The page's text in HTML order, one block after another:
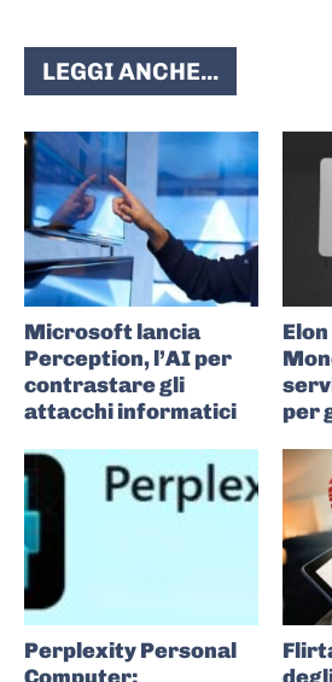
LEGGI ANCHE...
Microsoft lancia
Perception, l’AI per
contrastare gli
attacchi informatici
per
Perplexity Personal
Computer: